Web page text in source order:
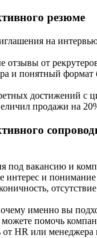
резюме
на
отзывы от
и понятный формат
достижений с
продажи на
под вакансию и
интерес и понимание
именно вы
помочь
от HR или менеджера